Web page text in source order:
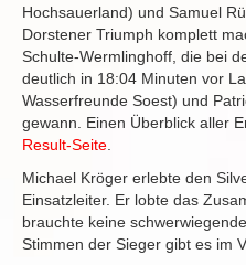
Hochsauerland) und Samuel
Dorstener Triumph komplett
Schulte-Wermlinghoff, die bei
deutlich in 18:04 Minuten vor
Wasserfreunde Soest) und
gewann. Einen Überblick aller
Result-Seite
Michael Kröger erlebte den
Einsatzleiter. Er lobte das
brauchte keine
Stimmen der Sieger gibt es im